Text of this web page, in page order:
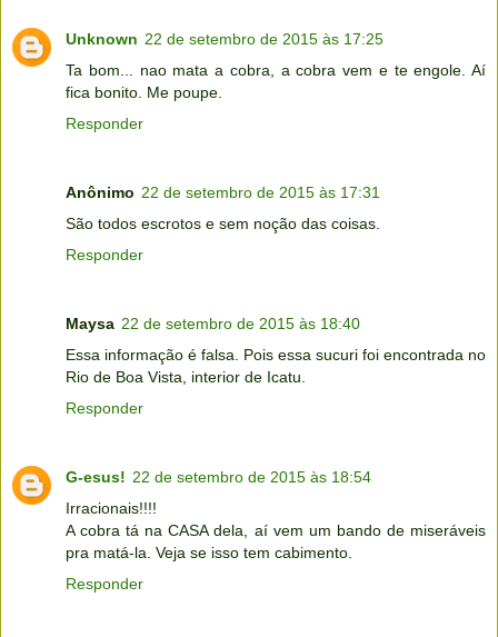
Unknown 22 de setembro de 2015 às 17:25
Ta bom... nao mata a cobra, a cobra vem e te engole. Aí
fica bonito. Me poupe.
Responder
Anônimo 22 de setembro de 2015 às 17:31
São todos escrotos e sem noção das coisas.
Responder
Maysa 22 de setembro de 2015 às 18:40
Essa informação é falsa. Pois essa sucuri foi encontrada no
Rio de Boa Vista, interior de Icatu.
Responder
G-esus! 22 de setembro de 2015 às 18:54
Irracionais!!!!
A cobra tá na CASA dela, aí vem um bando de miseráveis
pra matá-la. Veja se isso tem cabimento.
Responder